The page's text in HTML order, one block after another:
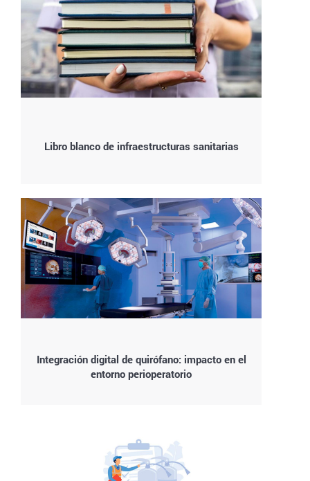
Libro blanco de infraestructuras sanitarias
Integración digital de quirófano: impacto en el
entorno perioperatorio